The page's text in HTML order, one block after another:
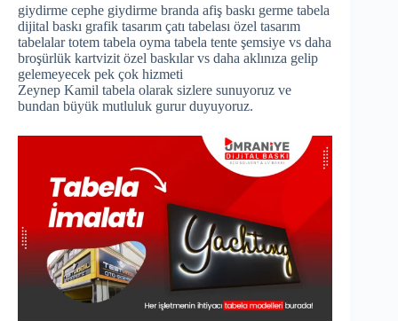
giydirme cephe giydirme branda afiş baskı germe tabela
dijital baskı grafik tasarım çatı tabelası özel tasarım
tabelalar totem tabela oyma tabela tente şemsiye vs daha
broşürlük kartvizit özel baskılar vs daha aklınıza gelip
gelemeyecek pek çok hizmeti
Zeynep Kamil tabela olarak sizlere sunuyoruz ve
bundan büyük mutluluk gurur duyuyoruz.